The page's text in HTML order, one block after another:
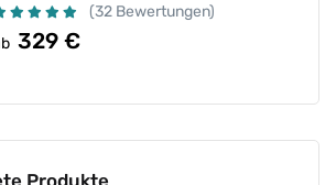
(32 Bewertungen)
329 €
Produkte